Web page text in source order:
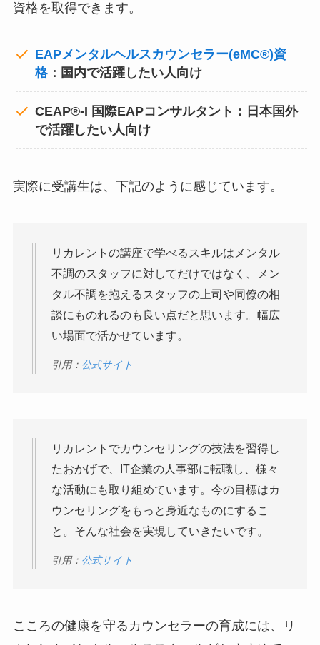
資格を取得できます。
EAPメンタルヘルスカウンセラー(eMC®)資
格：国内で活躍したい人向け
CEAP®-I 国際EAPコンサルタント：日本国外
で活躍したい人向け
実際に受講生は、下記のように感じています。
リカレントの講座で学べるスキルはメンタル
不調のスタッフに対してだけではなく、メン
タル不調を抱えるスタッフの上司や同僚の相
談にものれるのも良い点だと思います。幅広
い場面で活かせています。
引用： 公式サイト
リカレントでカウンセリングの技法を習得し
たおかげで、IT企業の人事部に転職し、様々
な活動にも取り組めています。今の目標はカ
ウンセリングをもっと身近なものにするこ
と。そんな社会を実現していきたいです。
引用： 公式サイト
こころの健康を守るカウンセラーの育成には、リ